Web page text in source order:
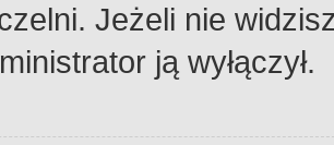
Jeżeli nie
ją wyłączył.